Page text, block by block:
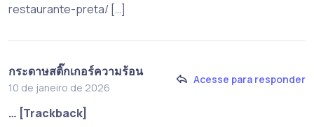
restaurante-preta/ […]
กระดาษสติ๊กเกอร์ความร้อน
10 de janeiro de 2026
Acesse para responder
… [Trackback]